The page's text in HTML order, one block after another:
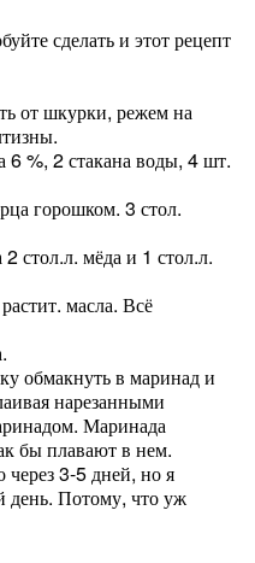
сделать и этот рецепт
от шкурки, режем на
6 %, 2 стакана воды, 4 шт.
горошком. 3 стол.
стол.л. мёда и 1 стол.л.
масла. Всё
обмакнуть в маринад и
нарезанными
Маринада
бы плавают в нем.
через 3-5 дней, но я
день. Потому, что уж